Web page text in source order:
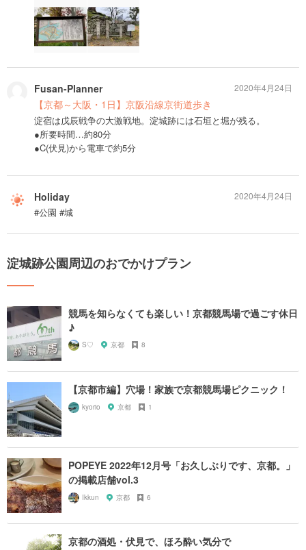
Fusan-Planner
【京都～大阪・1日】京阪沿線京街道歩き
淀宿は戊辰戦争の大激戦地。淀城跡には石垣と堀が残る。
●所要時間…約80分
●C(伏見)から電車で約5分
2020年4月24日
Holiday
#公園 #城
2020年4月24日
淀城跡公園周辺のおでかけプラン
競馬を知らなくても楽しい！京都競馬場で過ごす休日
♪
S♡ 京都 8
【京都市編】穴場！家族で京都競馬場ピクニック！
kyorio 京都 1
POPEYE 2022年12月号「お久しぶりです、京都。」
の掲載店舗vol.3
Ikkun 京都 6
京都の酒処・伏見で、ほろ酔い気分で